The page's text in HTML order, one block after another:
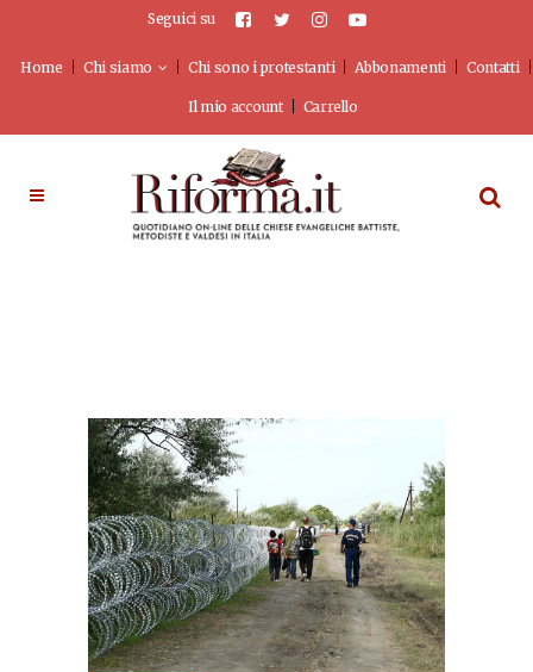
Seguici su
Home Chi siamo Chi sono i protestanti Abbonamenti Contatti
Il mio account Carrello